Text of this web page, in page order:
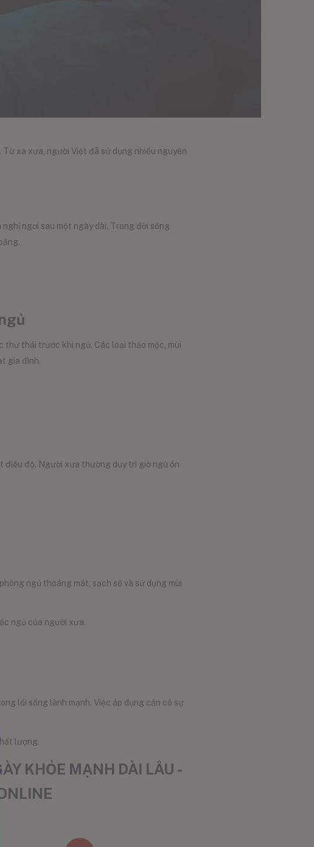
xa xưa, người Việt đã sử dụng nhiều nguyên
ngơi sau một ngày dài. Trong đời sống
thư thái trước khi ngủ. Các loại thảo mộc, mùi
gia đình.
điều độ. Người xưa thường duy trì giờ ngủ ổn
ngủ thoáng mát, sạch sẽ và sử dụng mùi
ngủ của người xưa.
lối sống lành mạnh. Việc áp dụng cần có sự
lượng.
KHỎE MẠNH DÀI LÂU -